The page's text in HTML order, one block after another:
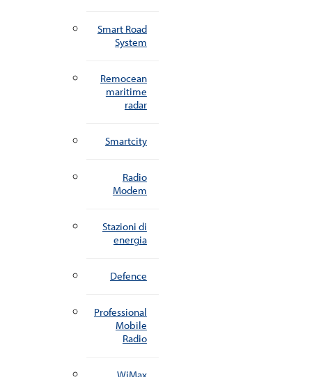
Smart Road
System
Remocean
maritime
radar
Smartcity
Radio
Modem
Stazioni di
energia
Defence
Professional
Mobile
Radio